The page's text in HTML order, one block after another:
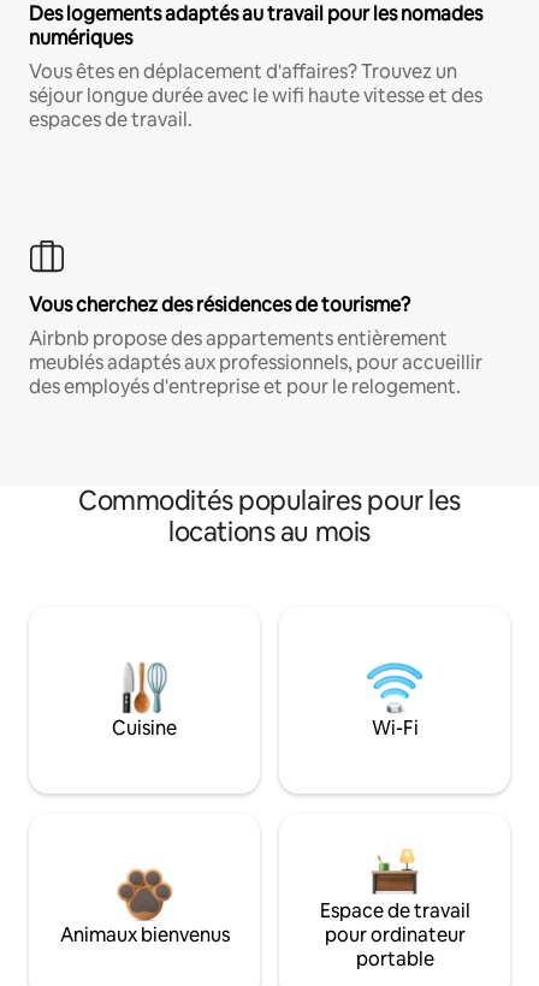
Des logements adaptés au travail pour les nomades
numériques
Vous êtes en déplacement d'affaires? Trouvez un
séjour longue durée avec le wifi haute vitesse et des
espaces de travail.
Vous cherchez des résidences de tourisme?
Airbnb propose des appartements entièrement
meublés adaptés aux professionnels, pour accueillir
des employés d'entreprise et pour le relogement.
Commodités populaires pour les
locations au mois
Cuisine Wi-Fi
Animaux bienvenus
Espace de travail
pour ordinateur
portable